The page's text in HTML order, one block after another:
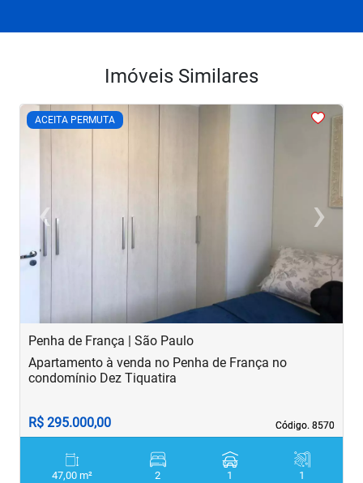
Imóveis Similares
ACEITA PERMUTA
<<<<
‹
Previous ›Next
Penha de França | São Paulo
Código. 8570
Código. 8570
Apartamento à venda no Penha de França no
condomínio Dez Tiquatira
R$ 295.000,00
47,00 m²
2
1
1